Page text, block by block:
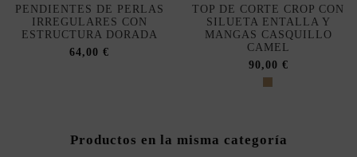
PENDIENTES DE PERLAS
IRREGULARES CON
ESTRUCTURA DORADA
64,00 €
TOP DE CORTE CROP CON
SILUETA ENTALLA Y
MANGAS CASQUILLO
CAMEL
90,00 €
Productos en la misma categoría